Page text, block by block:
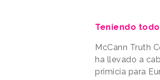
Teniendo
McCann Truth
ha llevado a
primicia para